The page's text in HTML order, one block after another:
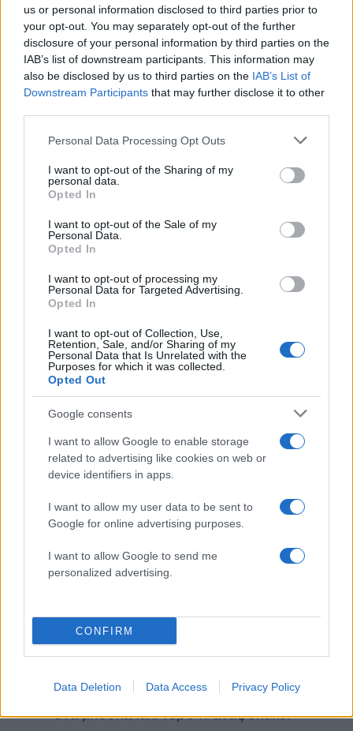
us or personal information disclosed to third parties prior to
your opt-out. You may separately opt-out of the further
disclosure of your personal information by third parties on the
IAB’s list of downstream participants. This information may
also be disclosed by us to third parties on the IAB’s List of
Downstream Participants that may further disclose it to other
Please note that this website/app uses one or more Google
not limited to your visit or usage behaviour. You may click to
grant or deny consent to Google and its third-party tags to
use your data for below specified purposes in below Google
consent section.
Personal Data Processing Opt Outs
I want to opt-out of the Sharing of my
personal data.
Opted In
I want to opt-out of the Sale of my
Personal Data.
Opted In
I want to opt-out of processing my
Personal Data for Targeted Advertising.
Opted In
I want to opt-out of Collection, Use,
Retention, Sale, and/or Sharing of my
Personal Data that Is Unrelated with the
Purposes for which it was collected.
Opted Out
Google consents
I want to allow Google to enable storage
related to advertising like cookies on web or
device identifiers in apps.
I want to allow my user data to be sent to
Google for online advertising purposes.
I want to allow Google to send me
personalized advertising.
CONFIRM
Data Deletion Data Access Privacy Policy
29-6-2018.
Ιδιαίτερα προσεκτικοί θα πρέπει να είναι όλοι
οι υποψήφιοι, για να μην μηδενιστεί το γραπτό
υπολογιστικές μηχανές και διορθωτικό (blanco).
Αξίζει να σημειωθεί ότι στα εξεταστικά κέντρα θα
υπάρχουν ειδικά μηχανήματα που θα «κόβουν» το
σήμα στα κινητά τηλέφωνα.
ακόμη και αν είναι απενεργοποιημένο, το
πιθανότερο είναι να μηδενιστεί το γραπτό του.
Επίσης, οι υποψήφιοι στις Πανελλήνιες δεν
πρέπει να έχουν στην αίθουσα βιβλία, τετράδια
και όποιου είδους σημειώσεις. Οι επιτηρητές θα
φροντίζουν για την τήρηση των κανονισμών και
αν τυχόν εντοπιστούν οι παραπάνω παραβάσεις
ή «πιαστεί» μαθητής να προσπαθεί να αντιγράψει,
τότε το γραπτό θα μηδενιστεί.
Όλοι οι εξεταζόμενοι, όμως, θα πρέπει να
έχουν μαζί τους:
Το δελτίο του εξεταζόμενου
Δυο στυλό διαρκείας (μπλε ή μαύρο),
μολύβι, γομολάστιχα, γεωμετρικά όργανα,
Όποιος επιθυμεί μπορεί να έχει μαζί του
ένα μπουκαλάκι νερό ή αναψυκτικό.